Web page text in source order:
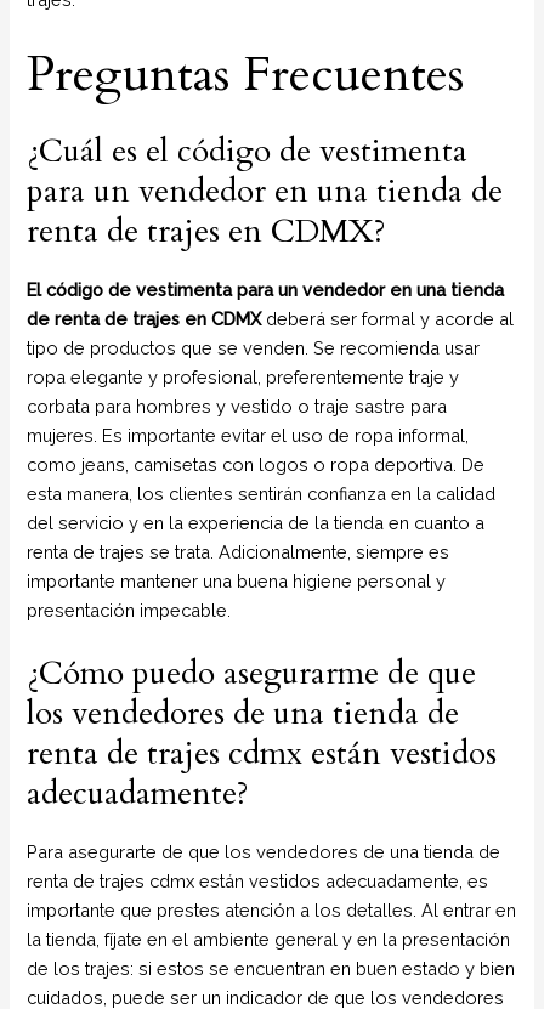
Preguntas Frecuentes
¿Cuál es el código de vestimenta
para un vendedor en una tienda de
renta de trajes en CDMX?
El código de vestimenta para un vendedor en una tienda
de renta de trajes en CDMXdeberá ser formal y acorde al
tipo de productos que se venden. Se recomienda usar
ropa elegante y profesional, preferentemente traje y
corbata para hombres y vestido o traje sastre para
mujeres. Es importante evitar el uso de ropa informal,
como jeans, camisetas con logos o ropa deportiva. De
esta manera, los clientes sentirán confianza en la calidad
del servicio y en la experiencia de la tienda en cuanto a
renta de trajes se trata. Adicionalmente, siempre es
importante mantener una buena higiene personal y
presentación impecable.
¿Cómo puedo asegurarme de que
los vendedores de una tienda de
renta de trajes cdmx están vestidos
adecuadamente?
Para asegurarte de que los vendedores de una tienda de
renta de trajes cdmx están vestidos adecuadamente, es
importante que prestes atención a los detalles. Al entrar en
la tienda, fíjate en el ambiente general y en la presentación
de los trajes: si estos se encuentran en buen estado y bien
cuidados, puede ser un indicador de que los vendedores